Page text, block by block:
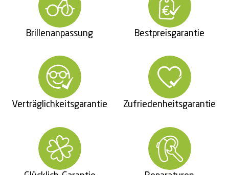
Brillenanpassung Bestpreisgarantie
Verträglichkeitsgarantie Zufriedenheitsgarantie